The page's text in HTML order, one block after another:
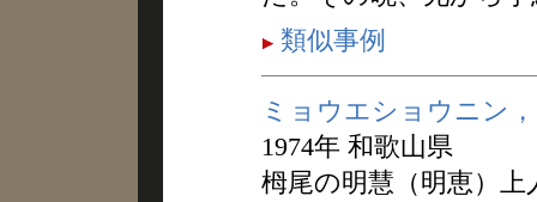
類似事例
ミョウエショウニン
1974年 和歌山県
栂尾の明慧（明恵）